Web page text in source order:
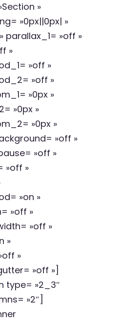
»
»0px||0px| »
parallax_1= »off »
»
»off »
»off »
»0px »
»0px »
»0px »
»off »
»off »
»off »
»on »
»off »
»off »
»
»
»off »]
type= »2_3″
»2″]